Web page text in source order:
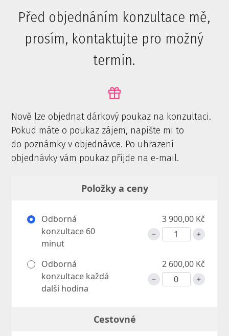
Před objednáním konzultace mě,
prosím, kontaktujte pro možný
termín.
Nově lze objednat dárkový poukaz na konzultaci.
Pokud máte o poukaz zájem, napište mi to
do poznámky v objednávce. Po uhrazení
objednávky vám poukaz příjde na e-mail.
Položky a ceny
Odborná
konzultace 60
minut
3 900,00 Kč
Odborná
konzultace každá
další hodina
2 600,00 Kč
Cestovné